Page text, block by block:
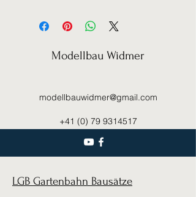
Modellbau Widmer
modellbauwidmer@gmail.com
+41 (0) 79 9314517
LGB Gartenbahn Bausätze